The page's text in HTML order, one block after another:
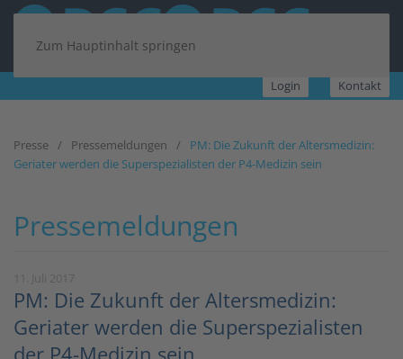
Zum Hauptinhalt springen
Login Kontakt
Presse Pressemeldungen
PM: Die Zukunft der Altersmedizin:
Geriater werden die Superspezialisten der P4-Medizin sein
Pressemeldungen
PM: Die Zukunft der Altersmedizin:
Geriater werden die Superspezialisten
der P4-Medizin sein